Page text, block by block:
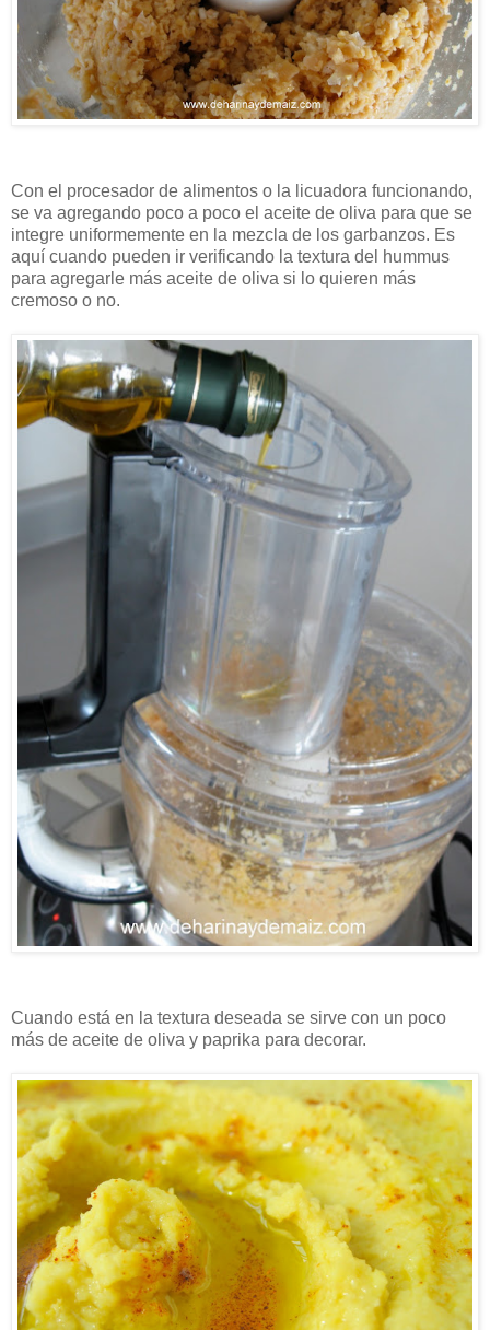
Con el procesador de alimentos o la licuadora funcionando,
se va agregando poco a poco el aceite de oliva para que se
integre uniformemente en la mezcla de los garbanzos. Es
aquí cuando pueden ir verificando la textura del hummus
para agregarle más aceite de oliva si lo quieren más
cremoso o no.
Cuando está en la textura deseada se sirve con un poco
más de aceite de oliva y paprika para decorar.